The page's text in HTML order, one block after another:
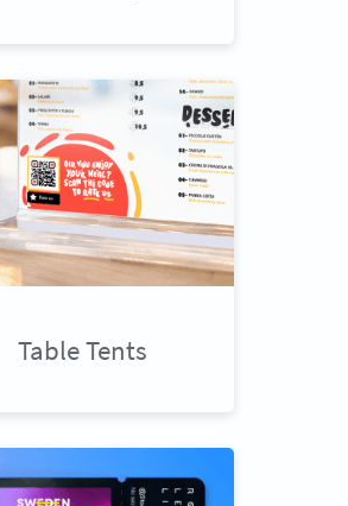
Table Tents